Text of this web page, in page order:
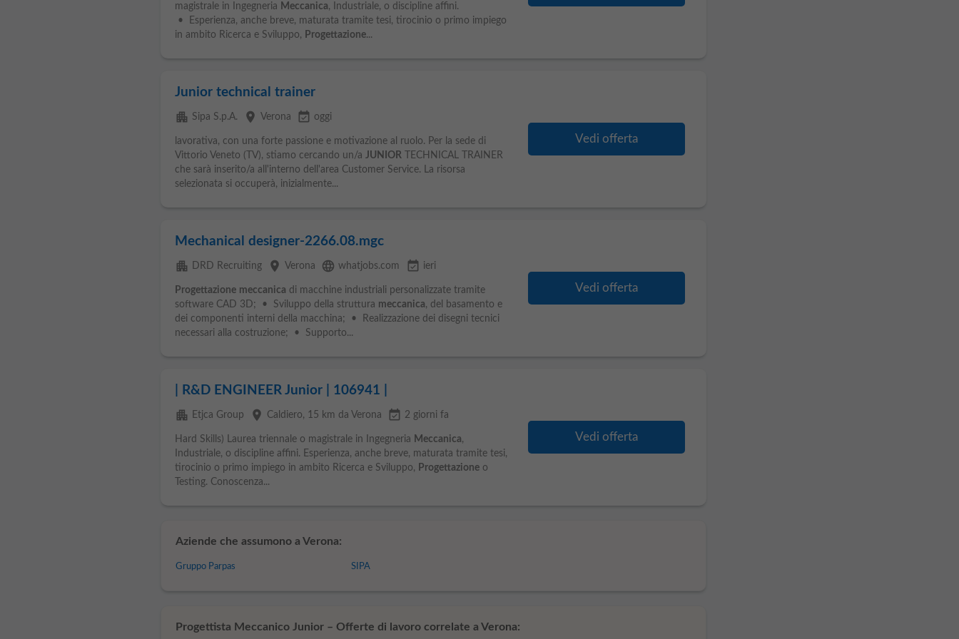
magistrale in Ingegneria Meccanica, Industriale, o discipline affini.
• Esperienza, anche breve, maturata tramite tesi, tirocinio o primo impiego
in ambito Ricerca e Sviluppo, Progettazione...
Junior technical trainer
apartment Sipa S.p.A. place Verona event_available oggi
lavorativa, con una forte passione e motivazione al ruolo. Per la sede di
Vittorio Veneto (TV), stiamo cercando un/a JUNIORTECHNICAL TRAINER
che sarà inserito/a all'interno dell'area Customer Service. La risorsa
selezionata si occuperà, inizialmente...
Vedi offerta
Mechanical designer-2266.08.mgc
apartment DRD Recruiting place Verona language whatjobs.com event_available ieri
Progettazione meccanica di macchine industriali personalizzate tramite
software CAD 3D; • Sviluppo della struttura meccanica, del basamento e
dei componenti interni della macchina; • Realizzazione dei disegni tecnici
necessari alla costruzione; • Supporto...
Vedi offerta
| R&D ENGINEER Junior | 106941 |
apartment Etjca Group place Caldiero, 15 km da Verona event_available 2 giorni fa
Hard Skills) Laurea triennale o magistrale in Ingegneria Meccanica,
Industriale, o discipline affini. Esperienza, anche breve, maturata tramite tesi,
tirocinio o primo impiego in ambito Ricerca e Sviluppo, Progettazioneo
Testing. Conoscenza...
Vedi offerta
Aziende che assumono a Verona:
Gruppo Parpas SIPA
Progettista Meccanico Junior – Offerte di lavoro correlate a Verona: